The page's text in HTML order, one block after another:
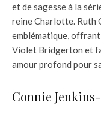
et de sagesse à la
reine Charlotte. Ruth
emblématique,
Violet Bridgerton et
amour profond pour
Connie